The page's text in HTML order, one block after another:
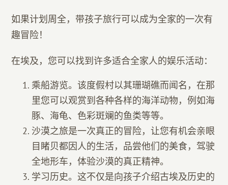
如果计划周全，带孩子旅行可以成为全家的一次有
趣冒险！
在埃及，您可以找到许多适合全家人的娱乐活动：
乘船游览。该度假村以其珊瑚礁而闻名，在那
里您可以观赏到各种各样的海洋动物，例如海
豚、海龟、色彩斑斓的鱼类等等。
沙漠之旅是一次真正的冒险，让您有机会亲眼
目睹贝都因人的生活，品尝他们的美食，驾驶
全地形车，体验沙漠的真正精神。
学习历史。这不仅是向孩子介绍古埃及历史的